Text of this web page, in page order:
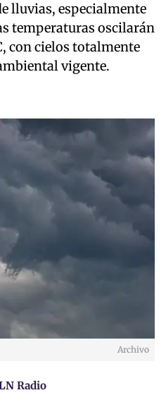
lluvias, especialmente
temperaturas oscilarán
con cielos totalmente
vigente.
Archivo
Radio